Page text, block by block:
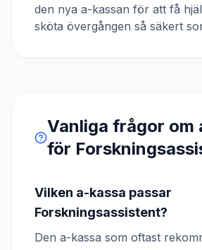
den nya a-kassan för att få
sköta övergången så säkert
Vanliga frågor om
för
Vilken a-kassa passar
Forskningsassistent?
Den a-kassa som oftast